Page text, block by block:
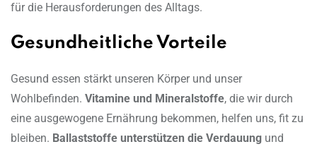
für die Herausforderungen des Alltags.
Gesundheitliche Vorteile
Gesund essen stärkt unseren Körper und unser
Wohlbefinden. Vitamine und Mineralstoffe, die wir durch
eine ausgewogene Ernährung bekommen, helfen uns, fit zu
bleiben. Ballaststoffe unterstützen die Verdauung und